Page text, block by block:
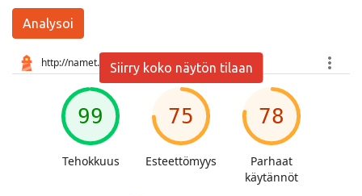
Analysoi
Siirry koko näytön tilaan